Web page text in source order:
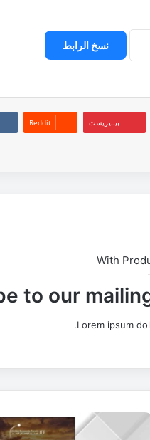
نسخ الرابط
بينتيريست
With
to our
Lorem ipsum